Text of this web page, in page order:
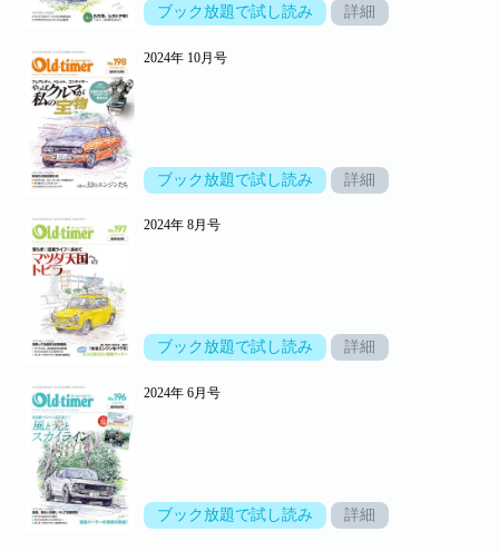
ブック放題で試し読み 詳細
2024年 10月号
ブック放題で試し読み 詳細
2024年 8月号
ブック放題で試し読み 詳細
2024年 6月号
ブック放題で試し読み 詳細